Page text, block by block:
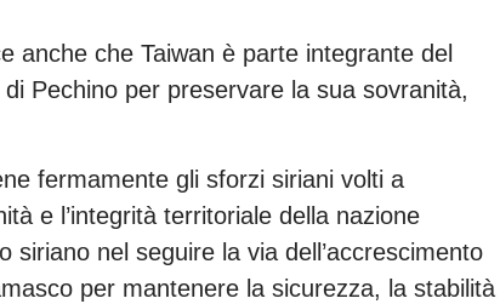
anche che Taiwan è parte integrante del
Pechino per preservare la sua sovranità,
fermamente gli sforzi siriani volti a
e l’integrità territoriale della nazione
siriano nel seguire la via dell’accrescimento
per mantenere la sicurezza, la stabilità